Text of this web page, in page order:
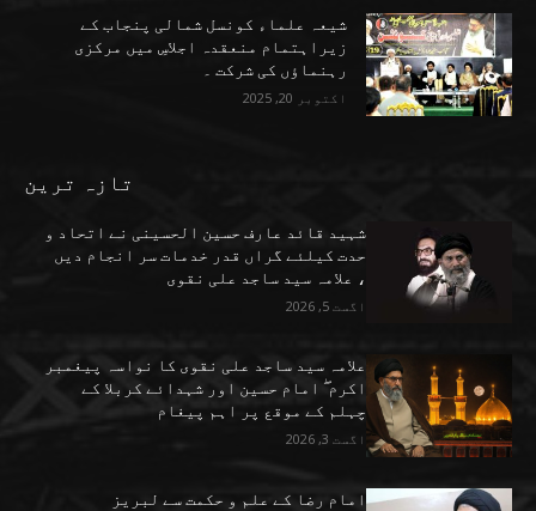
شیعہ علماء کونسل شمالی پنجاب کے
زیراہتمام منعقدہ اجلاسِ میں مرکزی
رہنماؤں کی شرکت ۔
اکتوبر 20, 2025
تازہ ترین
شہید قائد عارف حسین الحسینی نے اتحاد و
حدت کیلئے گراں قدر خدمات سر انجام دیں
، علامہ سید ساجد علی نقوی
اگست 5, 2026
علامہ سید ساجد علی نقوی کا نواسہ پیغمبر
اکرم ۖ امام حسین اور شہدائے کربلا کے
چہلم کے موقع پر اہم پیغام
اگست 3, 2026
امام رضا کے علم و حکمت سے لبریز